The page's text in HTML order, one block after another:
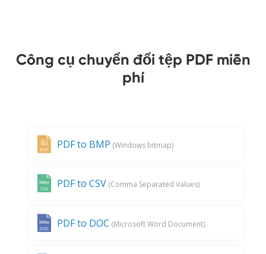
Công cụ chuyển đổi tệp PDF miễn
phí
PDF to BMP (Windows bitmap)
PDF to CSV (Comma Separated Values)
PDF to DOC (Microsoft Word Document)